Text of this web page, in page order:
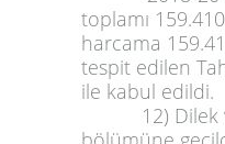
toplamı
harcama
tespit edilen
ile kabul edildi.
12) Dilek